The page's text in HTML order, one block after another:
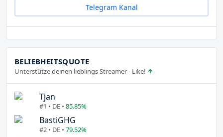
Telegram Kanal
BELIEBHEITSQUOTE
Unterstütze deinen lieblings Streamer - Like!
Tjan
#1 • DE • 85.85%
BastiGHG
#2 • DE • 79.52%